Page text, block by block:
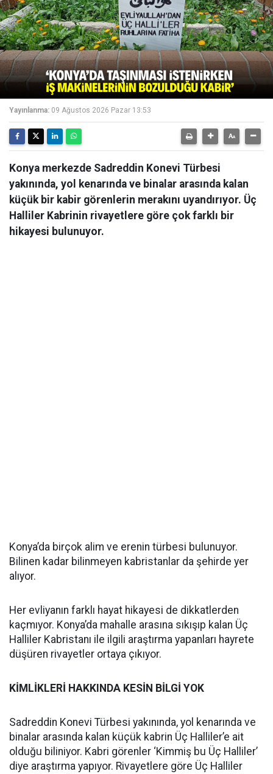
Yayınlanma: 09 Ağustos 2026 Pazar 13:53
Konya merkezde Sadreddin Konevi Türbesi
yakınında, yol kenarında ve binalar arasında kalan
küçük bir kabir görenlerin merakını uyandırıyor. Üç
Halliler Kabrinin rivayetlere göre çok farklı bir
hikayesi bulunuyor.
Konya’da birçok alim ve erenin türbesi bulunuyor.
Bilinen kadar bilinmeyen kabristanlar da şehirde yer
alıyor.
Her evliyanın farklı hayat hikayesi de dikkatlerden
kaçmıyor. Konya’da mahalle arasına sıkışıp kalan Üç
Halliler Kabristanı ile ilgili araştırma yapanları hayrete
düşüren rivayetler ortaya çıkıyor.
KİMLİKLERİ HAKKINDA KESİN BİLGİ YOK
Sadreddin Konevi Türbesi yakınında, yol kenarında ve
binalar arasında kalan küçük kabrin Üç Halliler’e ait
olduğu biliniyor. Kabri görenler ‘Kimmiş bu Üç Halliler’
diye araştırma yapıyor. Rivayetlere göre Üç Halliler